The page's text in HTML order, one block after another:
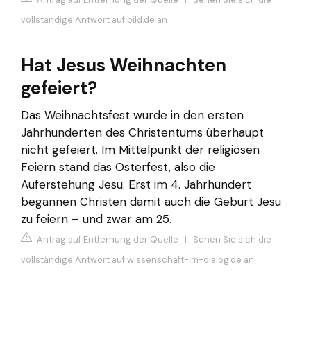
vollständige Antwort auf bild.de an
Hat Jesus Weihnachten
gefeiert?
Das Weihnachtsfest wurde in den ersten
Jahrhunderten des Christentums überhaupt
nicht gefeiert. Im Mittelpunkt der religiösen
Feiern stand das Osterfest, also die
Auferstehung Jesu. Erst im 4. Jahrhundert
begannen Christen damit auch die Geburt Jesu
zu feiern – und zwar am 25.
Antrag auf Entfernung der Quelle | Sehen Sie sich die
vollständige Antwort auf wissenschaft-im-dialog.de an